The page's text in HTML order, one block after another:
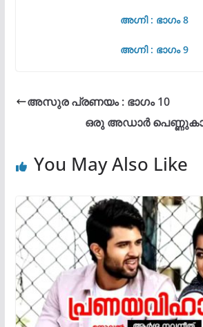
അഗ്നി : ഭാഗം 8
അഗ്നി : ഭാഗം 9
അസുര പ്രണയം : ഭാഗം 10
ഒരു അഡാർ
You May Also Like